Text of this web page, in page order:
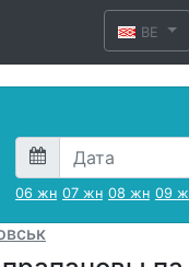
BE
06 жн 07 жн 08 жн 09